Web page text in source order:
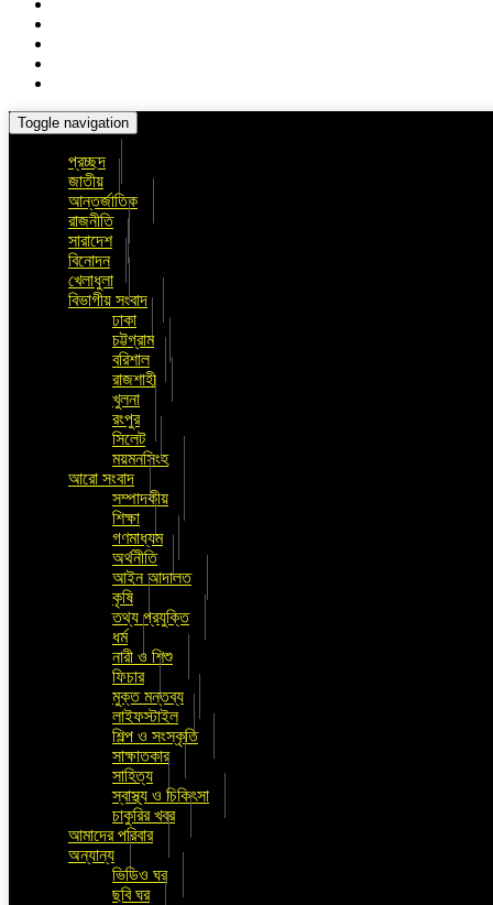
Toggle navigation
প্রচ্ছদ
জাতীয়
আন্তর্জাতিক
রাজনীতি
সারাদেশ
বিনোদন
খেলাধুলা
বিভাগীয় সংবাদ
ঢাকা
চট্টগ্রাম
বরিশাল
রাজশাহী
খুলনা
রংপুর
সিলেট
ময়মনসিংহ
আরো সংবাদ
সম্পাদকীয়
শিক্ষা
গণমাধ্যম
অর্থনীতি
আইন আদালত
কৃষি
তথ্য প্রযুক্তি
ধর্ম
নারী ও শিশু
ফিচার
মুক্ত মন্তব্য
লাইফস্টাইল
শিল্প ও সংস্কৃতি
সাক্ষাতকার
সাহিত্য
স্বাস্থ্য ও চিকিৎসা
চাকুরির খবর
আমাদের পরিবার
অন্যান্য
ভিডিও ঘর
ছবি ঘর